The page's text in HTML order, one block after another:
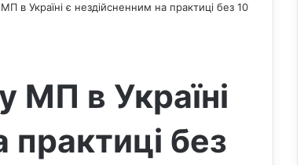
в Україні є нездійсненним на практиці без 10
МП в Україні
практиці без